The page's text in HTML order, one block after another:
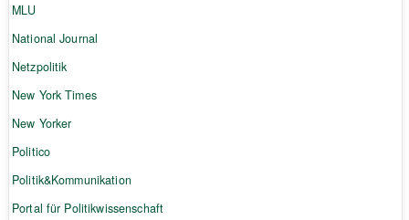
MLU
National Journal
Netzpolitik
New York Times
New Yorker
Politico
Politik&Kommunikation
Portal für Politikwissenschaft